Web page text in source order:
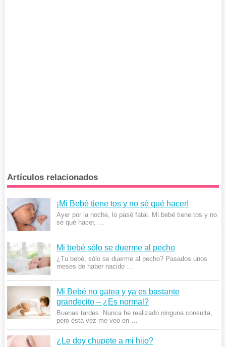
Artículos relacionados
¡Mi Bebé tiene tos y no sé qué hacer!
Ayer por la noche, lo pasé fatal. Mi bebé tiene tos y no
sé qué hacer, …
Mi bebé sólo se duerme al pecho
¿Tu bebé, sólo se duerme al pecho? Pasados unos
meses de haber nacido …
Mi Bebé no gatea y ya es bastante
grandecito – ¿Es normal?
Buenas tardes. Nunca he realizado ninguna consulta,
pero ésta vez me veo en …
¿Le doy chupete a mi hijo?